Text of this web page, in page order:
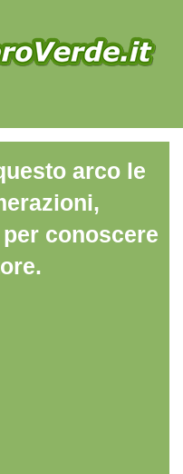
arco le
conoscere